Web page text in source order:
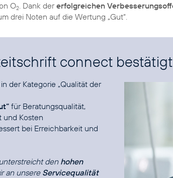
O2. Dank dererfolgreichen
drei Noten auf die Wertung „Gut“.
connect
in der Kategorie „Qualität der
für Beratungsqualität,
und Kosten
bei Erreichbarkeit und
den hohen
an unsere Servicequalität